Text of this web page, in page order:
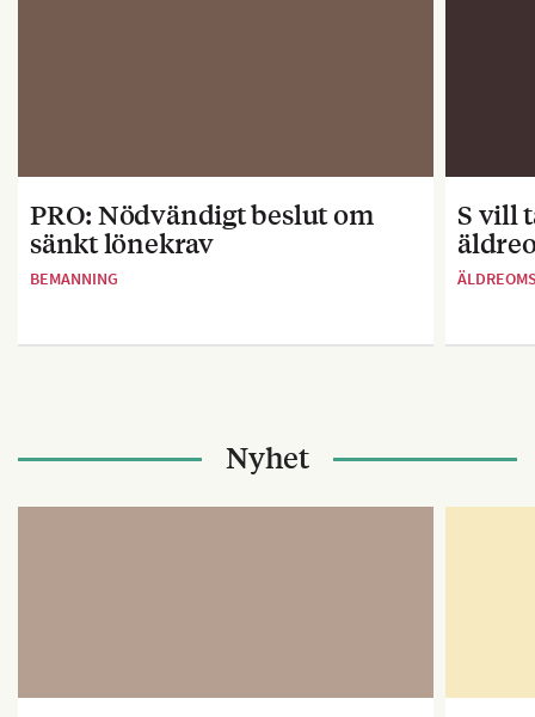
PRO: Nödvändigt beslut om
sänkt lönekrav
BEMANNING
S vill
Nyhet